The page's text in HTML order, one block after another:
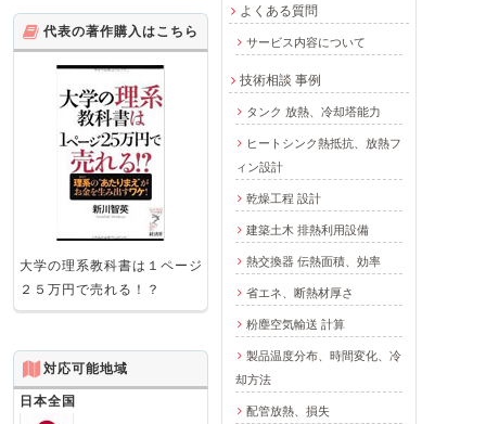
よくある質問
サービス内容について
技術相談 事例
タンク 放熱、冷却塔能力
ヒートシンク熱抵抗、放熱フ
ィン設計
乾燥工程 設計
建築土木 排熱利用設備
熱交換器 伝熱面積、効率
省エネ、断熱材厚さ
粉塵空気輸送 計算
製品温度分布、時間変化、冷
却方法
配管放熱、損失
代表の著作購入はこちら
大学の理系教科書は１ページ
２５万円で売れる！？
対応可能地域
日本全国